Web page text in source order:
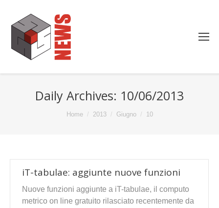
Daily Archives: 10/06/2013
Home 2013 Giugno 10
iT-tabulae: aggiunte nuove funzioni
Nuove funzioni aggiunte a iT-tabulae, il computo
metrico on line gratuito rilasciato recentemente da